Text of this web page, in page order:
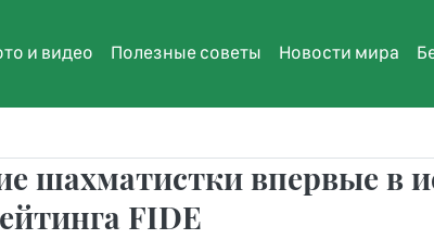
и видео Полезные советы Новости мира
шахматистки впервые в
FIDE